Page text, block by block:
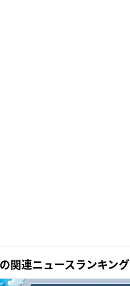
関連ニュースランキング